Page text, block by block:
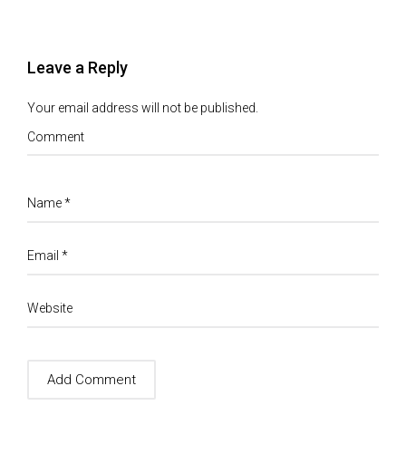
Leave a Reply
Your email address will not be published.
Comment
Name*
Email *
Website